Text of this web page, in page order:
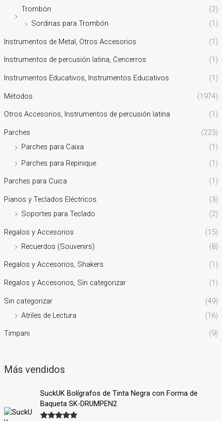
Trombón
(2)
Sordinas para Trombón
(1)
Instrumentos de Metal, Otros Accesorios (1)
Instrumentos de percusión latina, Cencerros (1)
Instrumentos Educativos, Instrumentos Educativos (1)
Métodos (1974)
Otros Accesorios, Instrumentos de percusión latina (1)
Parches
(223)
Parches para Caixa
(1)
Parches para Repinique
(1)
Parches para Cuica (1)
Pianos y Teclados Eléctricos
(3)
Soportes para Teclado
(2)
Regalos y Accesorios
(15)
Recuerdos (Souvenirs)
(8)
Regalos y Accesorios, Shakers (1)
Regalos y Accesorios, Sin categorizar (1)
Sin categorizar
(49)
Atriles de Lectura
(16)
Timpani (9)
Más vendidos
SuckUK Bolígrafos de Tinta Negra con Forma de
Baqueta SK-DRUMPEN2